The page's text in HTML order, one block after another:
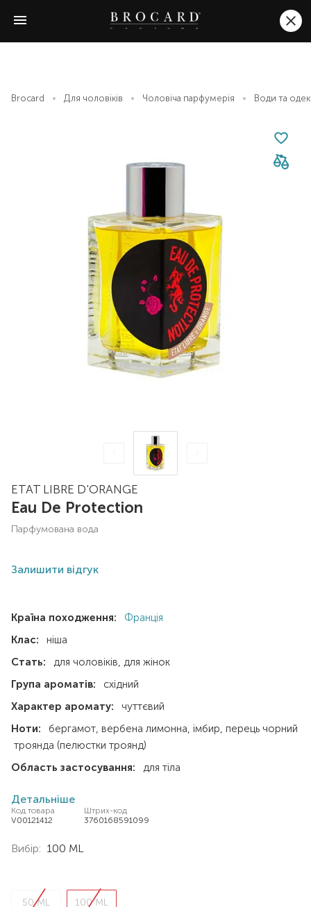
Brocard Для чоловіків Чоловіча парфумерія Води та
ETAT LIBRE D'ORANGE
Eau De Protection
парфумована вода
Залишити відгук
Країна походження:
Франція
Клас:
ніша
Стать:
для чоловіків для жінок
Група ароматів:
східний
Характер аромату:
чуттєвий
Ноти:
бергамот вербена лимонна імбир перець чорний
троянда (пелюстки троянд)
Область застосування:
для тіла
Детальніше
Код товара
V00121412
Штрих-код
3760168591099
Вибір: 100 ML
50 ML 100 ML